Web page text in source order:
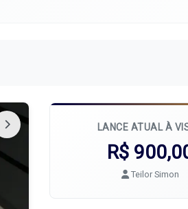
LANCE ATUAL À
R$
Teilor Simon